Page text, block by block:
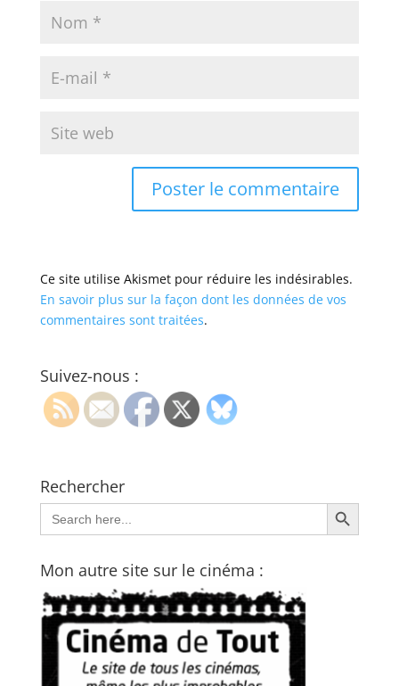
Ce site utilise Akismet pour réduire les indésirables.
En savoir plus sur la façon dont les données de vos
commentaires sont traitées.
Suivez-nous :
Rechercher
Search
for:
Search Button
Mon autre site sur le cinéma :